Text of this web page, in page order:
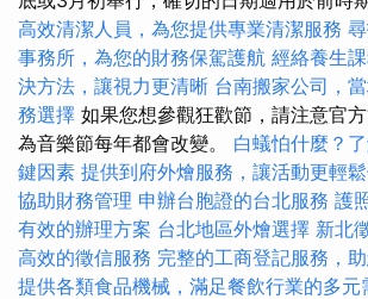
高效清潔人員，為您提供專業清潔服務
事務所，為您的財務保駕護航 經絡養生
決方法，讓視力更清晰 台南搬家公司，
務選擇 如果您想參觀狂歡節，請注意官
為音樂節每年都會改變。 白蟻怕什麼？
鍵因素 提供到府外燴服務，讓活動更輕
協助財務管理 申辦台胞證的台北服務 護
有效的辦理方案 台北地區外燴選擇 新北
高效的徵信服務 完整的工商登記服務，
提供各類食品機械，滿足餐飲行業的多元